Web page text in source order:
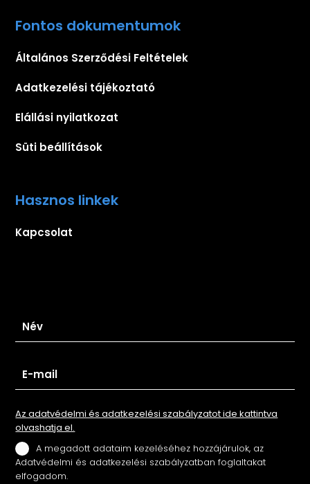
Fontos dokumentumok
Általános Szerződési Feltételek
Adatkezelési tájékoztató
Elállási nyilatkozat
Süti beállítások
Hasznos linkek
Kapcsolat
Az adatvédelmi és adatkezelési szabályzatot ide kattintva
olvashatja el.
A megadott adataim kezeléséhez hozzájárulok, az
Adatvédelmi és adatkezelési szabályzatban foglaltakat
elfogadom.